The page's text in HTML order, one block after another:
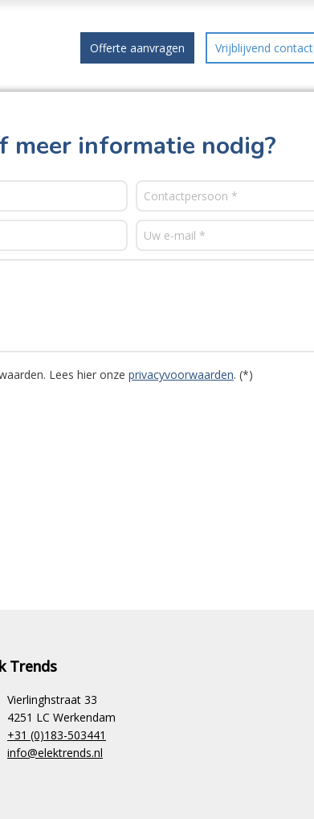
Offerte aanvragen Vrijblijvend contact
meer informatie nodig?
Lees hier onze privacyvoorwaarden. (*)
Trends
Vierlinghstraat 33
4251 LC Werkendam
+31 (0)183-503441
info@elektrends.nl